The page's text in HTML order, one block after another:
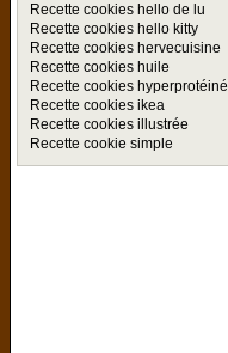
Recette cookies hello de lu
Recette cookies hello kitty
Recette cookies hervecuisine
Recette cookies huile
Recette cookies hyperprotéiné
Recette cookies ikea
Recette cookies illustrée
Recette cookie simple